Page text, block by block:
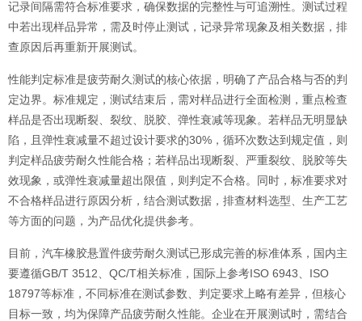
记录间隔需符合标准要求，确保数据的完整性与可追溯性。测试过程
中若出现样品异常，需及时停止测试，记录异常现象及相关数据，排
查原因后再重新开展测试。
性能判定标准是疲劳耐久测试的核心依据，明确了产品合格与否的判
定边界。标准规定，测试结束后，需对样品进行全面检测，重点检查
样品是否出现断裂、裂纹、脱胶、弹性衰减等现象。若样品无明显缺
陷，且弹性衰减量不超过设计要求的30%，循环次数达到规定值，则
判定样品疲劳耐久性能合格；若样品出现断裂、严重裂纹、脱胶等失
效现象，或弹性衰减量超出限值，则判定不合格。同时，标准要求对
不合格样品进行原因分析，结合测试数据，排查材料选型、生产工艺
等方面的问题，为产品优化提供参考。
目前，汽车橡胶悬置件疲劳耐久测试已形成完善的标准体系，国内主
要遵循GB/T 3512、QC/T相关标准，国际上参考ISO 6943、ISO
18797等标准，不同标准在测试参数、判定要求上略有差异，但核心
目标一致，均为保障产品疲劳耐久性能。企业在开展测试时，需结合